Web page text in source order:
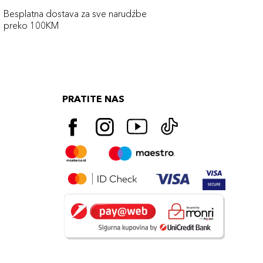
Besplatna dostava za sve narudźbe
preko 100KM
PRATITE NAS